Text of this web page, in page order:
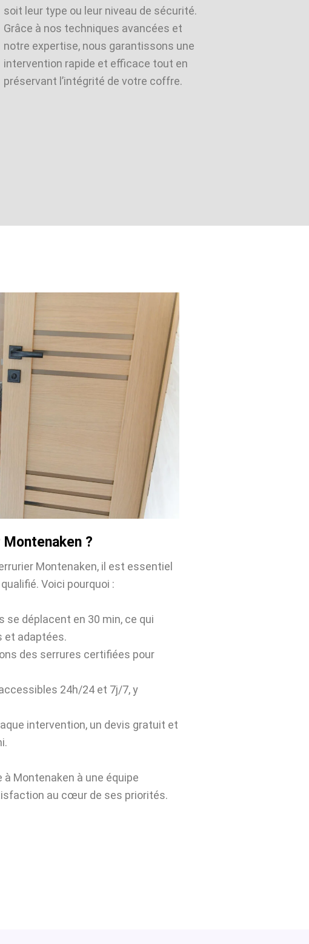
soit leur type ou leur niveau de sécurité.
Grâce à nos techniques avancées et
notre expertise, nous garantissons une
intervention rapide et efficace tout en
préservant l’intégrité de votre coffre.
?
Montenaken, il est essentiel
Voici pourquoi :
se déplacent en 30 min, ce qui
et adaptées.
des serrures certifiées pour
24h/24 et 7j/7, y
intervention, un devis gratuit et
Montenaken à une équipe
au cœur de ses priorités.